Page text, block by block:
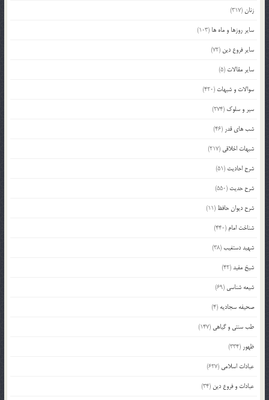
زنان(317)
سایر روزها و ماه ها (103)
سایر فروع دین (72)
سایر مقالات (5)
سوالات و شبهات (420)
سیر و سلوک (274)
شب های قدر (46)
شبهات اخلاقی (217)
شرح احادیث (51)
شرح حدیث (550)
شرح دیوان حافظ (11)
شناخت امام (440)
شهید دستغیب(38)
شیخ مفید(42)
شیعه شناسی (69)
صحیفه سجادیه (4)
طب سنتی و گیاهی (147)
ظهور (334)
عبادات اسلامی (627)
عبادات و فروع دین (34)